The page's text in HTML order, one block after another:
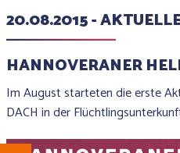
20.08.2015 -
HANNOVERANER
Im August starteten die erste
DACH in der